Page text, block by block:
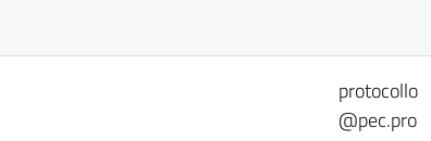
protocollo
@pec.pro